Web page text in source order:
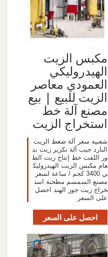
مكبس الزيت
الهيدروليكي
العمودي معاصر
الزيت للبيع | بيع
مصنع آلة خط
استخراج الزيت
شعبية سعر آلة ضغط الزيت
البارد جيب آلة تكرير زيت بذ
ور اللفت خط إنتاج زيت الط
عام مكبس الزيت الهيدروليك
ي 3400 كجم / ساعة لسعر
مصنع السمسم مطحنة است
خراج زيت جوز الهند احصل
على السعر
احصل على السعر